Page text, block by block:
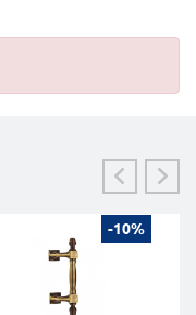
-10%